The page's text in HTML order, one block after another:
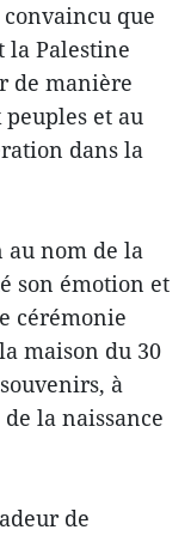
convaincu que
la Palestine
de manière
et au
dans la
au nom de la
son émotion et
cérémonie
maison du 30
à
la naissance
de